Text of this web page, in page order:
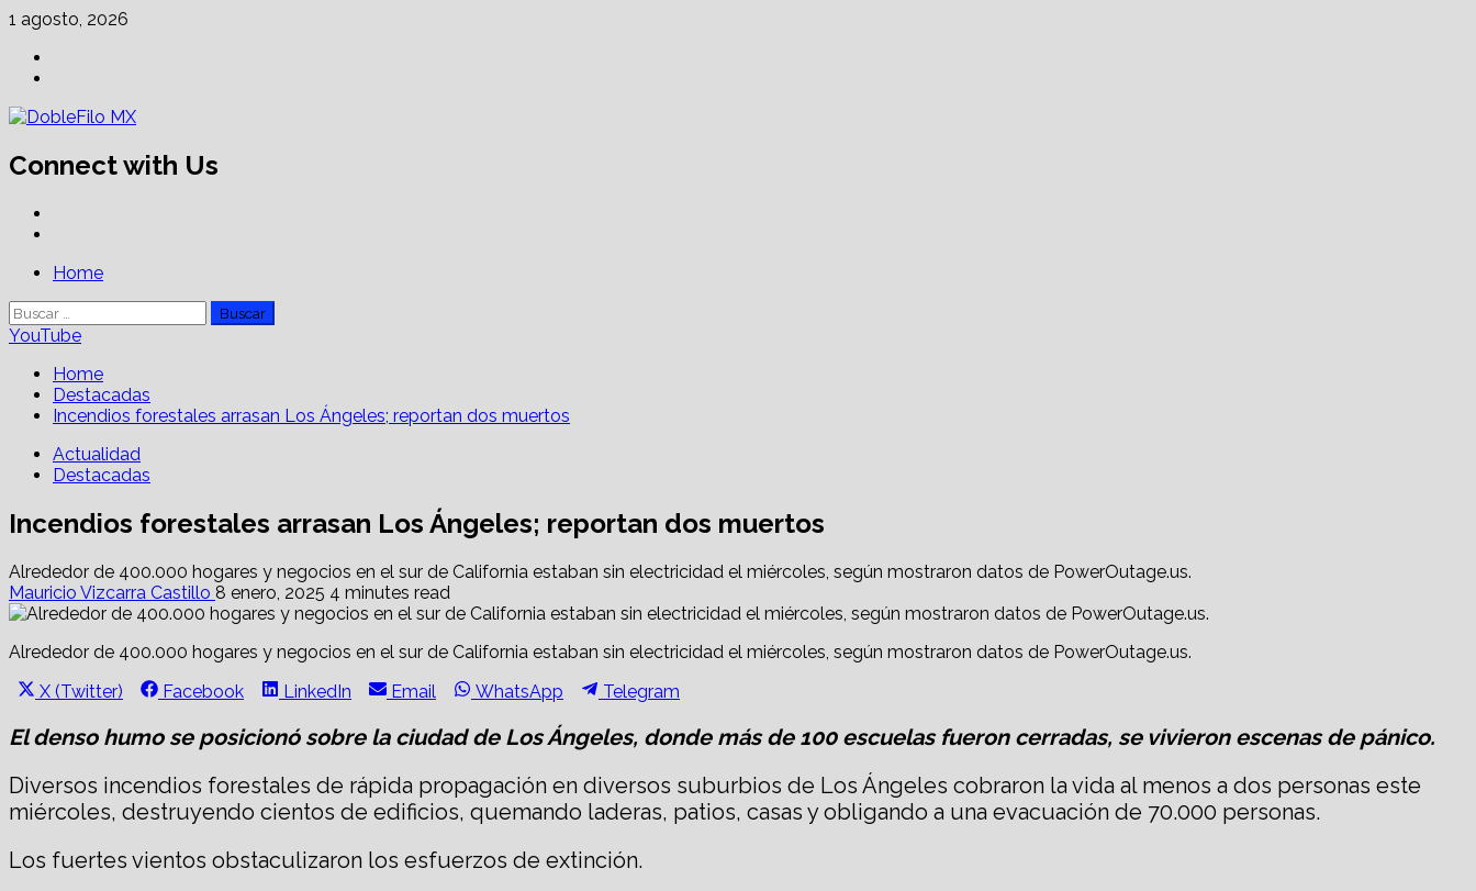
Skip
content
1 agosto, 2026
Connect with Us
PrimaryHome
Buscar:
YouTube
Home
Destacadas
Incendios forestales arrasan Los Ángeles; reportan dos muertos
Actualidad
Destacadas
Incendios forestales arrasan Los Ángeles; reportan dos muertos
Alrededor de 400.000 hogares y negocios en el sur de California estaban sin electricidad el miércoles, según mostraron datos de PowerOutage.us.
Mauricio Vizcarra Castillo 8 enero, 2025 4 minutes read
Alrededor de 400.000 hogares y negocios en el sur de California estaban sin electricidad el miércoles, según mostraron datos de PowerOutage.us.
Share
X (Twitter)
Share
Facebook
Share
LinkedIn
Share
Email
Share
WhatsApp
Share
Telegram
El denso humo se posicionó sobre la ciudad de Los Ángeles, donde más de 100 escuelas fueron cerradas, se vivieron escenas de pánico.
Diversos incendios forestales de rápida propagación en diversos suburbios de Los Ángeles cobraron la vida al menos a dos personas este
miércoles, destruyendo cientos de edificios, quemando laderas, patios, casas y obligando a una evacuación de 70.000 personas.
Los fuertes vientos obstaculizaron los esfuerzos de extinción.